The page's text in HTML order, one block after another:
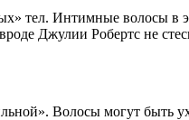
тел. Интимные волосы в
Джулии Робертс не
Волосы могут